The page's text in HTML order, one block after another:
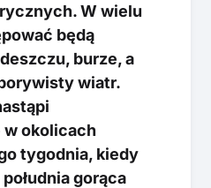
W wielu
będą
burze, a
wiatr.
w okolicach
tygodnia, kiedy
gorąca